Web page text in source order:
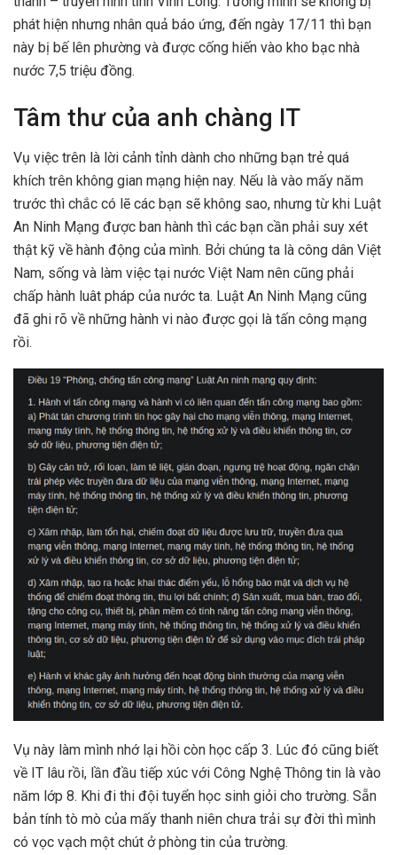
phát hiện nhưng nhân quả báo ứng, đến ngày 17/11 thì bạn
này bị bế lên phường và được cống hiến vào kho bạc nhà
nước 7,5 triệu đồng.
Tâm thư của anh chàng IT
Vụ việc trên là lời cảnh tỉnh dành cho những bạn trẻ quá
khích trên không gian mạng hiện nay. Nếu là vào mấy năm
trước thì chắc có lẽ các bạn sẽ không sao, nhưng từ khi Luật
An Ninh Mạng được ban hành thì các bạn cần phải suy xét
thật kỹ về hành động của mình. Bởi chúng ta là công dân Việt
Nam, sống và làm việc tại nước Việt Nam nên cũng phải
chấp hành luât pháp của nước ta. Luật An Ninh Mạng cũng
đã ghi rõ về những hành vi nào được gọi là tấn công mạng
rồi.
Vụ này làm mình nhớ lại hồi còn học cấp 3. Lúc đó cũng biết
về IT lâu rồi, lần đầu tiếp xúc với Công Nghệ Thông tin là vào
năm lớp 8. Khi đi thi đội tuyển học sinh giỏi cho trường. Sẵn
bản tính tò mò của mấy thanh niên chưa trải sự đời thì mình
có vọc vạch một chút ở phòng tin của trường.